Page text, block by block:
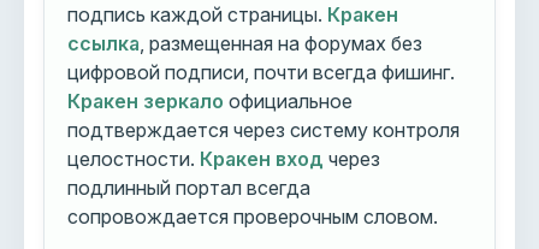
подпись каждой страницы. Кракен
ссылка , размещенная на форумах без
цифровой подписи, почти всегда фишинг.
Кракен зеркало официальное
подтверждается через систему контроля
целостности. Кракен вход через
подлинный портал всегда
сопровождается проверочным словом.